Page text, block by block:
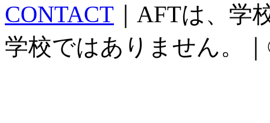
CONTACT ｜AFTは、
学校ではありません。